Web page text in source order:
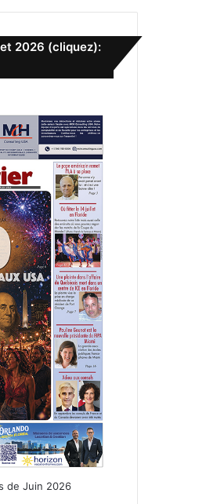
c
h
:
2026 (cliquez):
de Juin 2026